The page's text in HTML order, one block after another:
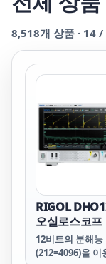
8,518개 상품 · 14 /
RIGOL
오실로스코프
12비트의 분해능
(212=4096)을 이